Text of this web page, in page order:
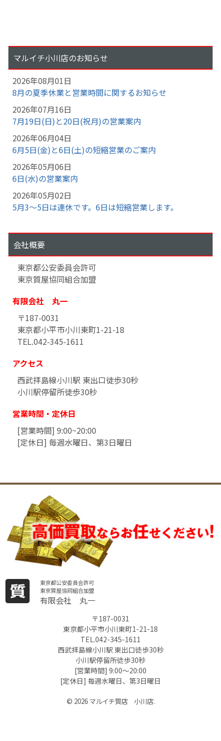
マルイチ小川店のお知らせ
2026年08月01日
8月の夏季休業と営業時間に関するお知らせ
2026年07月16日
7月19日(日)と20日(祝月)の営業案内
2026年06月04日
6月5日(金)と6日(土)の短縮営業のご案内
2026年05月06日
6日(水)の営業案内
2026年05月02日
5月3～5日は連休です。6日は短縮営業します。
会社概要
東京都公安委員会許可
東京質屋協同組合加盟
有限会社 丸一
〒187-0031
東京都小平市小川東町1-21-18
TEL.042-345-1611
アクセス
西武拝島線小川駅 東出口徒歩30秒
小川駅停留所徒歩30秒
営業時間・定休日
[営業時間] 9:00~20:00
[定休日] 毎週水曜日、第3日曜日
東京都公安委員会許可
東京質屋協同組合加盟
有限会社 丸一
〒187-0031
東京都小平市小川東町1-21-18
TEL.042-345-1611
西武拝島線小川駅 東出口徒歩30秒
小川駅停留所徒歩30秒
[営業時間] 9:00～20:00
[定休日] 毎週水曜日、第3日曜日
© 2026 マルイチ質店 小川店.